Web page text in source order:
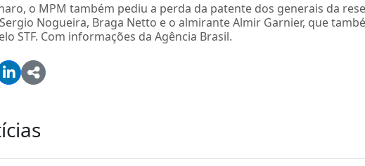
o MPM também pediu a perda da patente dos generais da
Nogueira, Braga Netto e o almirante Almir Garnier, que
STF. Com informações da Agência Brasil.